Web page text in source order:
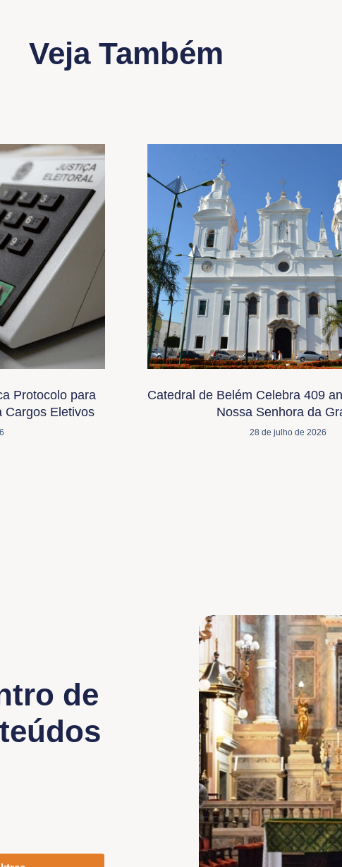
Veja Também
Protocolo para
Cargos Eletivos
Catedral de Belém Celebra 409
Nossa Senhora da
28 de julho de 2026
de